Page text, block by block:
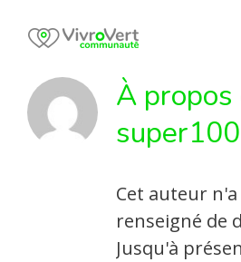
À propos
Cet auteur
renseigné de
Jusqu'à